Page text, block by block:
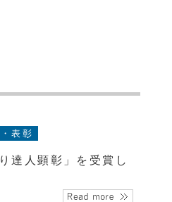
表彰
達人顕彰」を受賞し